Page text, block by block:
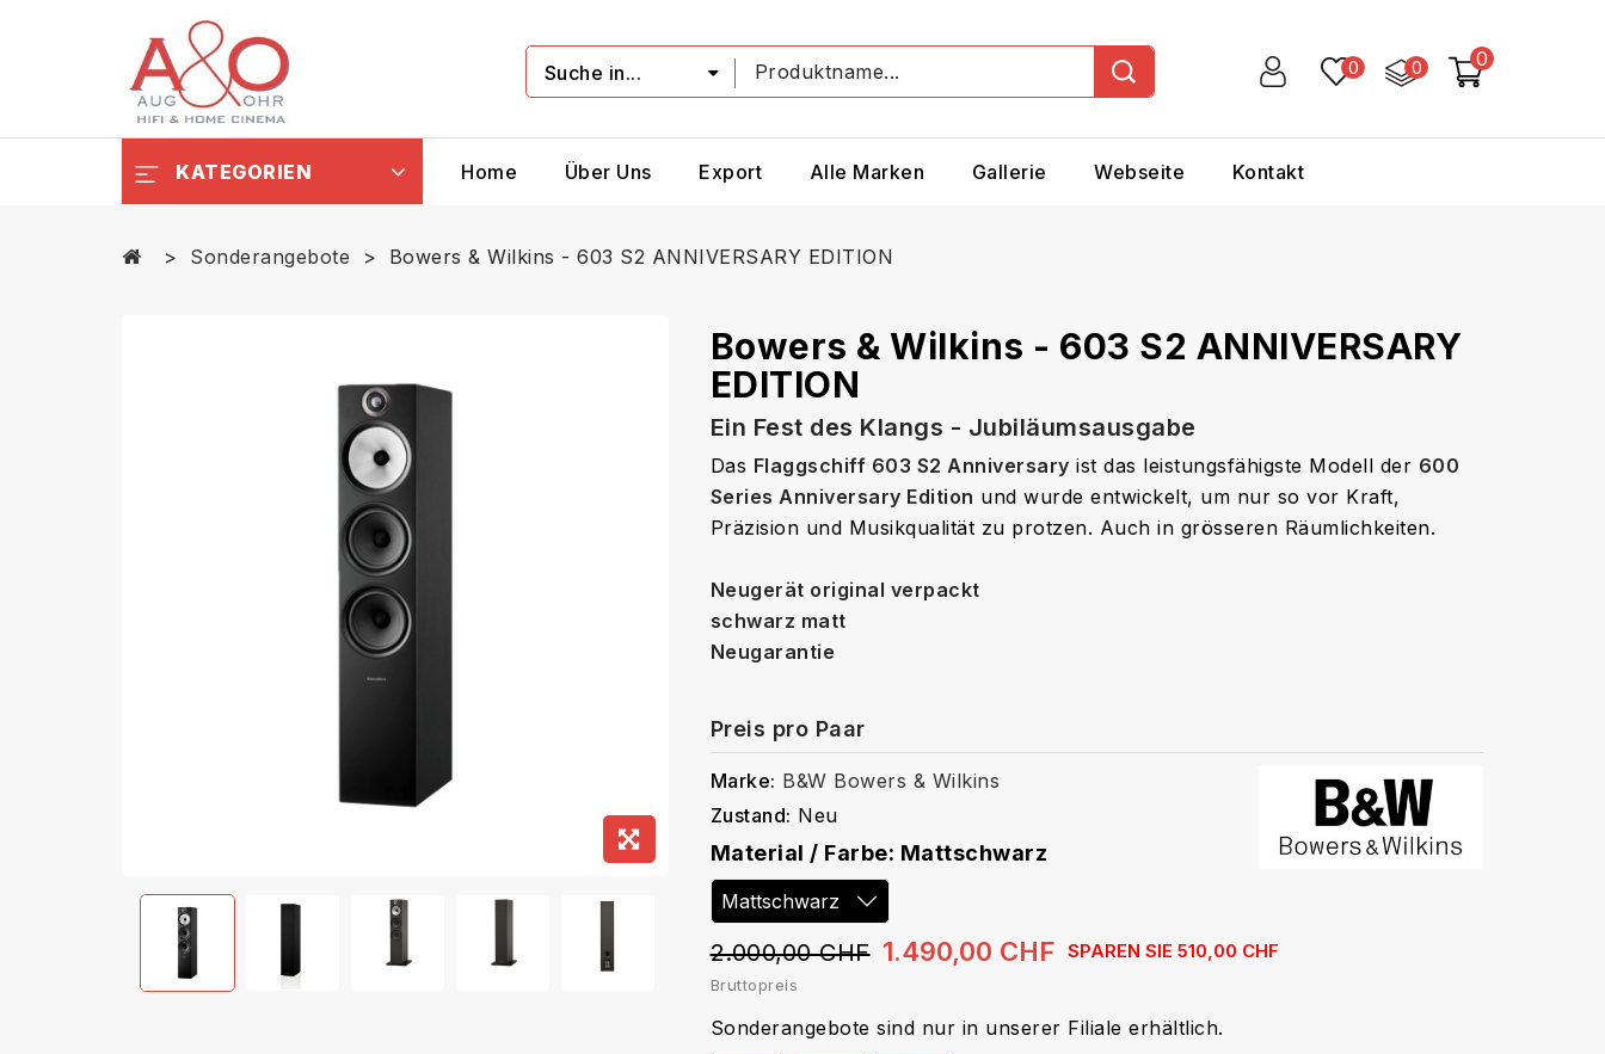
0
0
0
Suche in...
KATEGORIEN Home Über Uns Export Alle Marken Gallerie Webseite Kontakt
Sonderangebote Bowers & Wilkins - 603 S2 ANNIVERSARY EDITION
Bowers & Wilkins - 603 S2 ANNIVERSARY
EDITION
Ein Fest des Klangs - Jubiläumsausgabe
Das Flaggschiff 603 S2 Anniversary ist das leistungsfähigste Modell der 600
Series Anniversary Edition und wurde entwickelt, um nur so vor Kraft,
Präzision und Musikqualität zu protzen. Auch in grösseren Räumlichkeiten.
Neugerät original verpackt
schwarz matt
Neugarantie
Preis pro Paar
Marke: B&W Bowers & Wilkins
Zustand: Neu
Material / Farbe: Mattschwarz
2.000,00 CHF 1.490,00 CHF SPAREN SIE 510,00 CHF
Bruttopreis
Sonderangebote sind nur in unserer Filiale erhältlich.